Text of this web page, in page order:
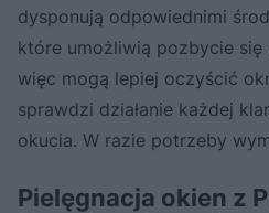
dysponują odpowiednimi
które umożliwią pozbycie się
więc mogą lepiej oczyścić
sprawdzi działanie każdej
okucia. W razie potrzeby
Pielęgnacja okien z